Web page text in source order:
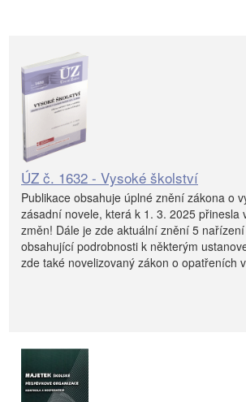
ÚZ č. 1632 - Vysoké školství
Publikace obsahuje úplné znění zákona o
zásadní novele, která k 1. 3. 2025 přinesla
změn! Dále je zde aktuální znění 5
obsahující podrobnosti k některým
zde také novelizovaný zákon o opatřeních